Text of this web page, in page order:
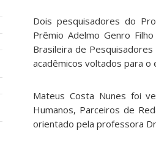
Dois pesquisadores do
Prêmio Adelmo Genro
Brasileira de
acadêmicos voltados para o
Mateus Costa Nunes foi
Humanos, Parceiros de
orientado pela professora